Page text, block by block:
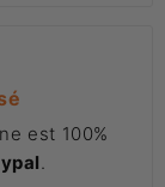
est 100%